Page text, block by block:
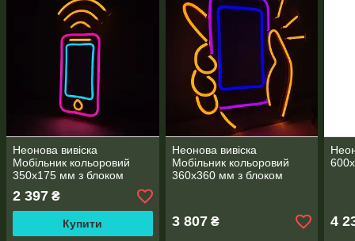
Неонова вивіска
Мобільник кольоровий
350х175 мм з блоком
живлення та контролером
2 397 ₴
Купити
Неонова вивіска
Мобільник кольоровий
360х360 мм з блоком
3 807₴ 4